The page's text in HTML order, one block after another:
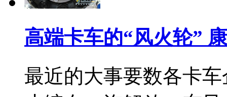
高端卡车的“风火轮”
最近的大事要数各卡